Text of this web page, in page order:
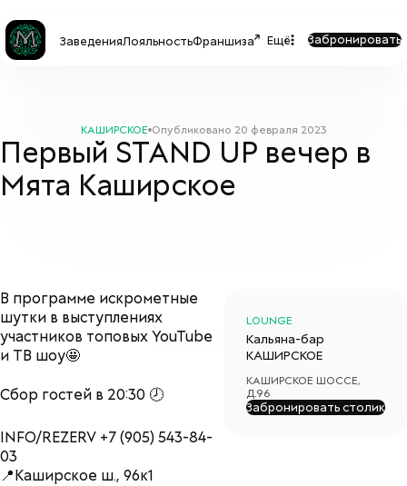
ЗаведенияЛояльностьФраншиза Ещё Забронировать
КАШИРСКОЕ Опубликовано 20 февраля 2023
Первый STAND UP вечер в
Мята Каширское
В программе искрометные
шутки в выступлениях
участников топовых YouTube
и ТВ шоу🤩
Сбор гостей в 20:30 🕗
INFO/REZERV +7 (905) 543-84-
03
📍Каширское ш., 96к1
LOUNGE
Кальяна-бар
КАШИРСКОЕ
КАШИРСКОЕ ШОССЕ,
Д.96
Забронировать столик